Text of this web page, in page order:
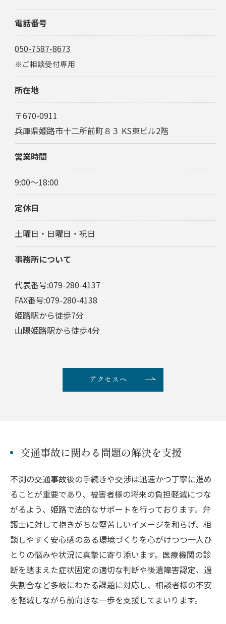
電話番号
050-7587-8673
※ご相談受付専用
所在地
〒670-0911
兵庫県姫路市十二所前町８３ KS東ビル2階
営業時間
9:00～18:00
定休日
土曜日・日曜日・祝日
事務所について
代表番号:079-280-4137
FAX番号:079-280-4138
姫路駅から徒歩7分
山陽姫路駅から徒歩4分
アクセスへ
交通事故に関わる問題の解決を支援
不測の交通事故後の手続きや交渉は迅速かつ丁寧に進め
ることが重要であり、被害者様の将来の負担軽減につな
がるよう、姫路で法的なサポートを行っております。弁
護士に対して抱きがちな堅苦しいイメージを和らげ、相
談しやすく安心感のある環境づくりを心がけつつ一人ひ
とりの悩みや状況に真摯に寄り添います。医療機関の診
断を踏まえた症状固定の適切な判断や後遺障害認定、過
失割合など多岐にわたる課題に対応し、相談者様の不安
を軽減しながら前向きな一歩を支援してまいります。
ご相談はこちら